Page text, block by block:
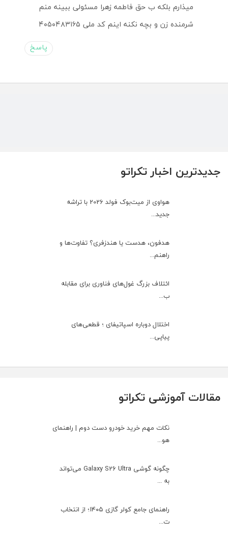
جدیدترین اخبار تکراتو
هواوی از میت‌بوک فولد 2026 با تراشه
جدید...
هدفون، هدست یا هندزفری؟ تفاوت‌ها و
راهنم...
ائتلاف بزرگ غول‌های فناوری برای مقابله
ب...
اختلال دوباره اسپاتیفای ؛ قطعی‌های
پیاپی...
میذارم بلکه ب حق فاطمه زهرا مسئولی ببینه منم
شرمنده زن و بچه نکنه اینم کد ملی ۴۰۵۰۴۸۳۱۶۵
پاسخ
مقالات آموزشی تکراتو
نکات مهم خرید خودرو دست دوم | راهنمای
هو...
چگونه گوشی Galaxy S26 Ultra می‌تواند
به ...
راهنمای جامع کولر گازی ۱۴۰۵؛ از انتخاب
ت...